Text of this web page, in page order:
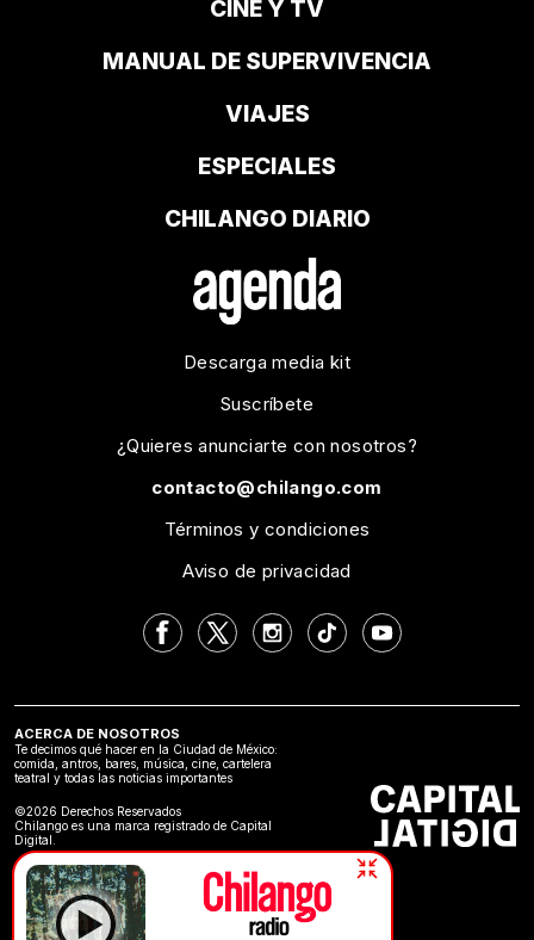
CINE Y TV
MANUAL DE SUPERVIVENCIA
VIAJES
ESPECIALES
CHILANGO DIARIO
Descarga media kit
Suscríbete
¿Quieres anunciarte con nosotros?
contacto@chilango.com
Términos y condiciones
Aviso de privacidad
ACERCA DE NOSOTROS
Te decimos qué hacer en la Ciudad de México:
comida, antros, bares, música, cine, cartelera
teatral y todas las noticias importantes
©2026 Derechos Reservados
Chilango es una marca registrado de Capital
Digital.